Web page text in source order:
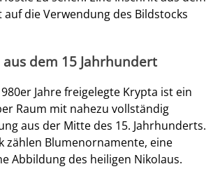
auf die Verwendung des Bildstocks
dem 15 Jahrhundert
Jahre freigelegte Krypta ist ein
Raum mit nahezu vollständig
aus der Mitte des 15. Jahrhunderts.
zählen Blumenornamente, eine
Abbildung des heiligen Nikolaus.